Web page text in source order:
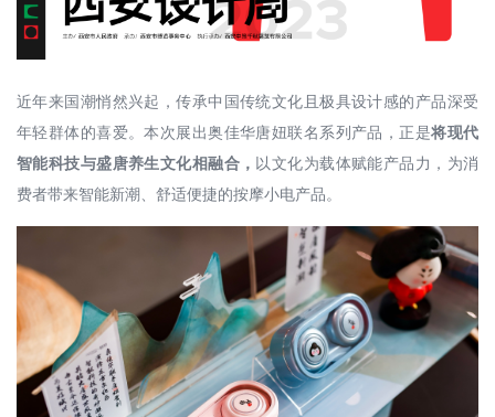
近年来国潮悄然兴起，传承中国传统文化且极具设计感的产品深受
年轻群体的喜爱。本次展出奥佳华唐妞联名系列产品，正是将现代
智能科技与盛唐养生文化相融合， 以文化为载体赋能产品力，为消
费者带来智能新潮、舒适便捷的按摩小电产品。